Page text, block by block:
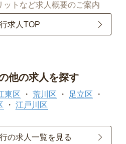
トなど求人概要のご案内
求人TOP
他の求人を探す
東区 荒川区
足立区
江戸川区
の求人一覧を見る